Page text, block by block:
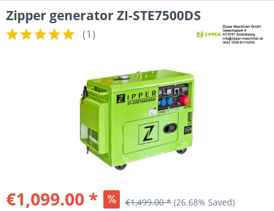
Zipper generator ZI-STE7500DS
(1)
€1,099.00 * €1,499.00 * (26.68% Saved)